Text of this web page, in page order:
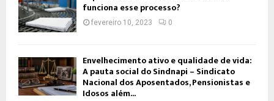
funciona esse processo?
fevereiro 10, 2023 0
Envelhecimento ativo e qualidade de vida:
A pauta social do Sindnapi – Sindicato
Nacional dos Aposentados, Pensionistas e
Idosos além...